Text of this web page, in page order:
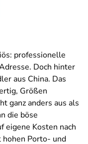
professionelle
Doch hinter
aus China. Das
Größen
ganz anders aus als
die böse
eigene Kosten nach
hohen Porto- und